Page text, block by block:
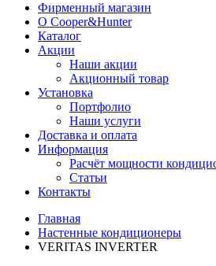
Фирменный магазин
O Cooper&Hunter
Каталог
Акции
Наши акции
Акционный товар
Установка
Портфолио
Наши услуги
Доставка и оплата
Информация
Расчёт мощности
Статьи
Контакты
Главная
Настенные кондиционеры
VERITAS INVERTER